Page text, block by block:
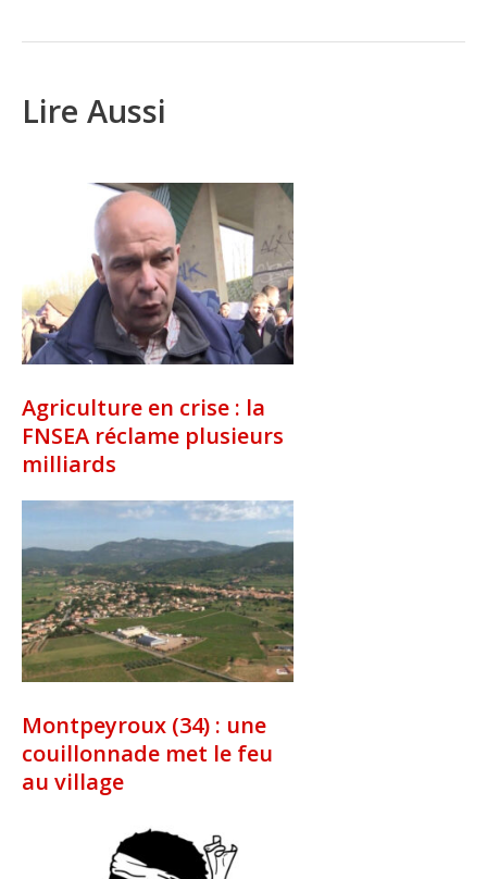
Lire Aussi
Agriculture en crise : la
FNSEA réclame plusieurs
milliards
Montpeyroux (34) : une
couillonnade met le feu
au village